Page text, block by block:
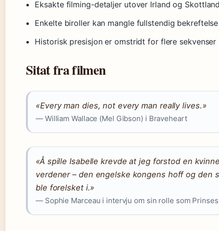
Eksakte filming-detaljer utover Irland og
Enkelte biroller kan mangle fullstendig bekreftelse
Historisk presisjon er omstridt for flere sekvenser
Sitat fra filmen
«Every man dies, not every man really lives.»
— William Wallace (Mel Gibson) i Braveheart
«Å spille Isabelle krevde at jeg forstod en
verdener – den engelske kongens hoff og den
ble forelsket i.»
— Sophie Marceau i intervju om sin rolle som